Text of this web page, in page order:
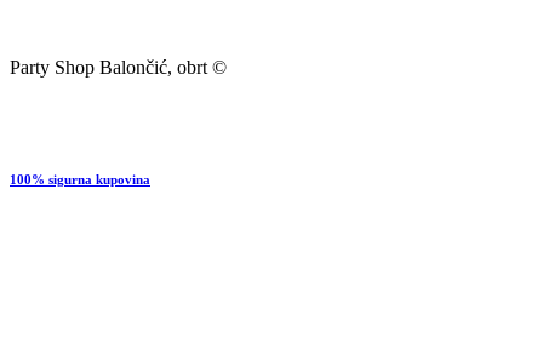
Party Shop Balončić, obrt ©
100% sigurna kupovina